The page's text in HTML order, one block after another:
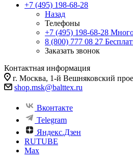
+7 (495) 198-68-28
Назад
Телефоны
+7 (495) 198-68-28
8 (800) 777 08 27
Заказать звонок
Контактная информация
г. Москва, 1-й Вешняковский
shop.msk@balttex.ru
Вконтакте
Telegram
Яндекс.Дзен
RUTUBE
Max